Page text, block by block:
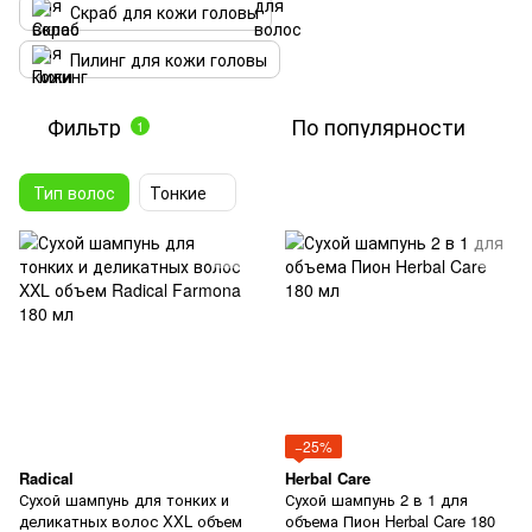
Скраб для кожи головы
Пилинг для кожи головы
Фильтр 1 По популярности
Тип волос Тонкие
Radical
Сухой шампунь для тонких и
деликатных волос XXL объем
−25%
Herbal Care
Сухой шампунь 2 в 1 для
объема Пион Herbal Care 180